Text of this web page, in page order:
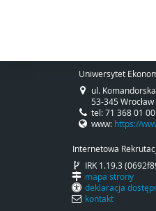
Uniwersytet
ul.
53-345 Wrocław
tel: 71 368 01 00
www: https://
Internetowa
IRK 1.19.3
mapa strony
deklaracja
kontakt